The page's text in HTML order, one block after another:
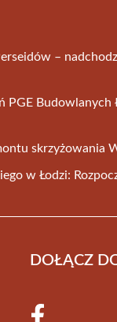
–
PGE Budowlanych
skrzyżowania
w Łodzi:
DOŁĄCZ